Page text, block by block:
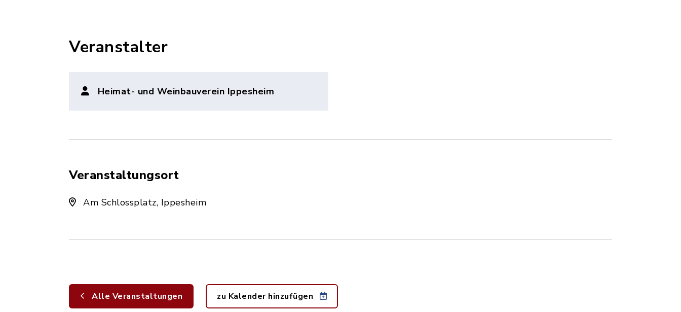
Veranstalter
Heimat- und Weinbauverein Ippesheim
Veranstaltungsort
Am Schlossplatz, Ippesheim
Alle Veranstaltungen zu Kalender hinzufügen